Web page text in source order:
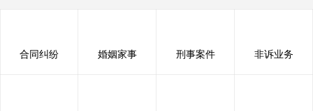
合同纠纷 婚姻家事 刑事案件 非诉业务